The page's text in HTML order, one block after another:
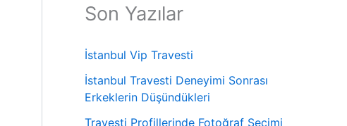
Son Yazılar
İstanbul Vip Travesti
İstanbul Travesti Deneyimi Sonrası
Erkeklerin Düşündükleri
Travesti Profillerinde Fotoğraf Seçimi